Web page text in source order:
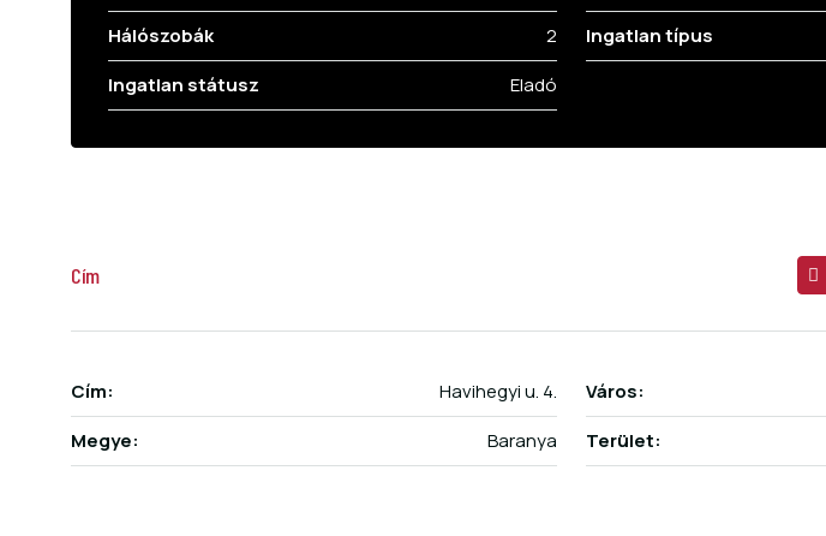
Hálószobák
2 Ingatlan típus
Ingatlan státusz
Eladó
Cím
Cím: Havihegyi u. 4. Város:
Megye:
Baranya Terület: